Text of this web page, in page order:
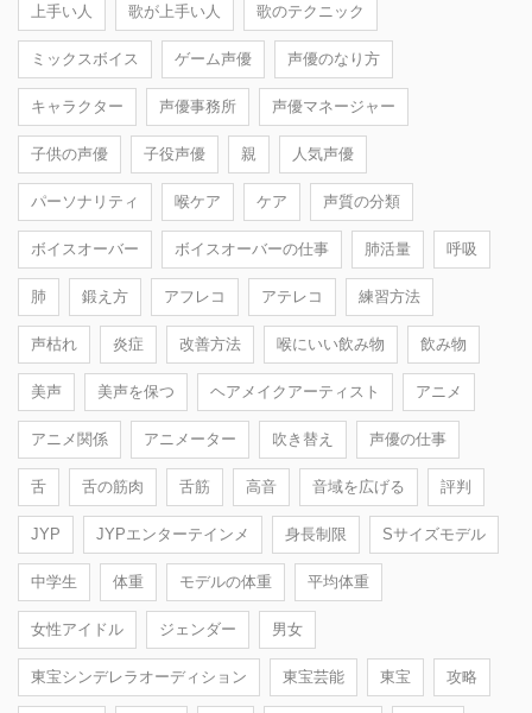
上手い人 歌が上手い人 歌のテクニック
ミックスボイス ゲーム声優 声優のなり方
キャラクター 声優事務所 声優マネージャー
子供の声優 子役声優 親 人気声優
パーソナリティ 喉ケア ケア 声質の分類
ボイスオーバー ボイスオーバーの仕事 肺活量 呼吸
肺 鍛え方 アフレコ アテレコ 練習方法
声枯れ 炎症 改善方法 喉にいい飲み物 飲み物
美声 美声を保つ ヘアメイクアーティスト アニメ
アニメ関係 アニメーター 吹き替え 声優の仕事
舌 舌の筋肉 舌筋 高音 音域を広げる 評判
JYP JYPエンターテインメ 身長制限 Sサイズモデル
中学生 体重 モデルの体重 平均体重
女性アイドル ジェンダー 男女
東宝シンデレラオーディション 東宝芸能 東宝 攻略